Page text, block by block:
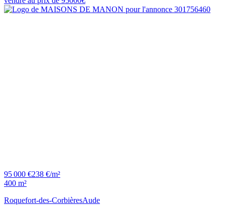
95 000 €238 €/m²
400 m²
Roquefort-des-CorbièresAude